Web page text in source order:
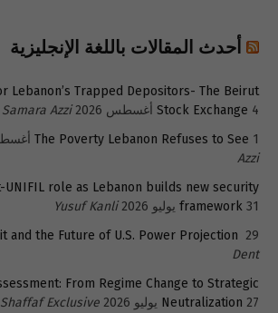
أحدث المقالات باللغة الإنجليزية
Lebanon’s Trapped Depositors- The Beirut
Stock Exchange 4 أغسطس 2026
Samara Azzi
The Poverty Lebanon Refuses to See 1 أغسطس 2026
Azzi
UNIFIL role as Lebanon builds new security
framework 31 يوليو 2026
Yusuf Kanli
and the Future of U.S. Power Projection 29 يوليو 2026
Dent
From Regime Change to Strategic
Neutralization 27 يوليو 2026 Shaffaf Exclusive